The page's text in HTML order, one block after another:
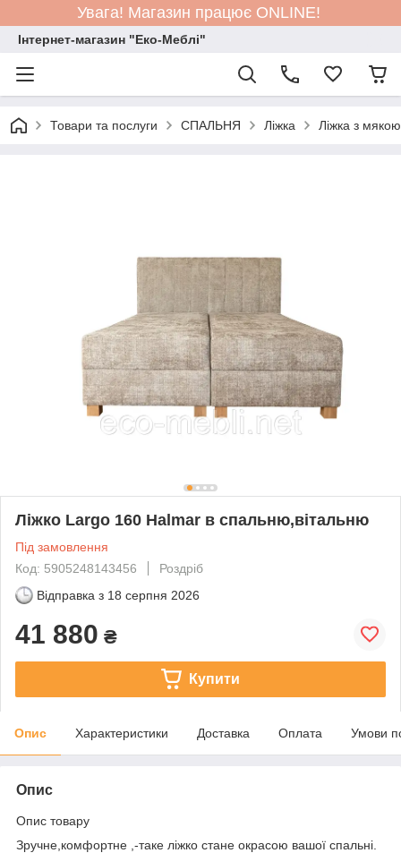
Увага! Магазин працює ONLINE!
Інтернет-магазин "Еко-Меблі"
Товари та послуги СПАЛЬНЯ Ліжка Ліжка з
Ліжко Largo 160 Halmar в спальню,вітальню
Під замовлення
Код: 5905248143456
Роздріб
Відправка з 18 серпня 2026
41 880 ₴
Купити
Опис Характеристики Доставка Оплата Умови
Опис
Опис товару
Зручне,комфортне ,-таке ліжко стане окрасою вашої спальні.